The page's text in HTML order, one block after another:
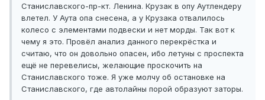
Станиславского-пр-кт. Ленина. Крузак в опу Аутлендеру
влетел. У Аута опа снесена, а у Крузака отвалилось
колесо с элементами подвески и нет морды. Так вот к
чему я это. Провёл анализ данного перекрёстка и
считаю, что он довольно опасен, ибо летуны с проспекта
ещё не перевелисы, желающие проскочить на
Станиславского тоже. Я уже молчу об остановке на
Станиславского, где автолайны порой образуют заторы.